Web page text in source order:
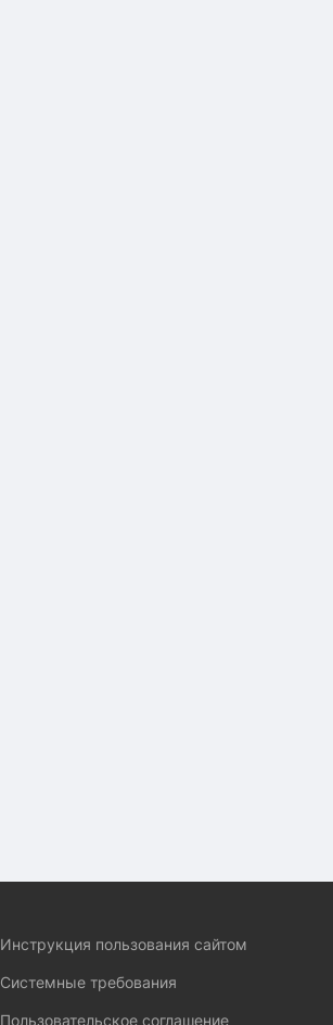
Инструкция пользования сайтом
Системные требования
Пользовательское соглашение